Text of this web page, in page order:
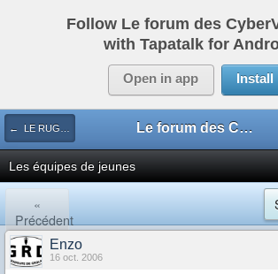
Follow Le forum des
with Tapatalk for
Open in app Install
← LE RUGBY DE CHEZ NOUS Le forum des CyberVulcans
Les équipes de jeunes
«
Précédent
Enzo
16 oct. 2006